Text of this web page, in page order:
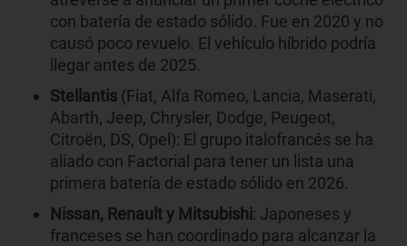
con batería de estado sólido. Fue en 2020 y no
causó poco revuelo. El vehículo híbrido podría
llegar antes de 2025.
Stellantis (Fiat, Alfa Romeo, Lancia, Maserati,
Abarth, Jeep, Chrysler, Dodge, Peugeot,
Citroën, DS, Opel): El grupo italofrancés se ha
aliado con Factorial para tener un lista una
primera batería de estado sólido en 2026.
Nissan, Renault y Mitsubishi: Japoneses y
franceses se han coordinado para alcanzar la